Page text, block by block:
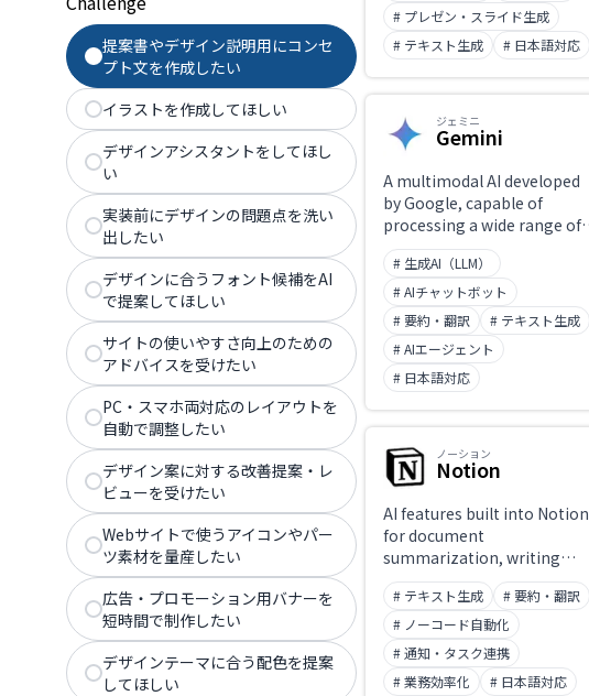
提案書やデザイン説明用にコンセ
プト文を作成したい
イラストを作成してほしい
デザインアシスタントをしてほし
い
実装前にデザインの問題点を洗い
出したい
デザインに合うフォント候補をAI
で提案してほしい
サイトの使いやすさ向上のための
アドバイスを受けたい
PC・スマホ両対応のレイアウトを
自動で調整したい
デザイン案に対する改善提案・レ
ビューを受けたい
Webサイトで使うアイコンやパー
ツ素材を量産したい
広告・プロモーション用バナーを
短時間で制作したい
デザインテーマに合う配色を提案
してほしい
# プレゼン・スライド生成
# テキスト生成
# 日本語対応
ジェミニ
Gemini
A multimodal AI developed
by Google, capable of
processing a wide range of
information including search
queries, images, and
documents.
# 生成AI（LLM）
# AIチャットボット
# 要約・翻訳
# テキスト生成
# AIエージェント
# 日本語対応
ノーション
Notion
AI features built into Notion
for document
summarization, writing
assistance, and automated
meeting-note generation.
# テキスト生成
# 要約・翻訳
# ノーコード自動化
# 通知・タスク連携
# 業務効率化
# 日本語対応